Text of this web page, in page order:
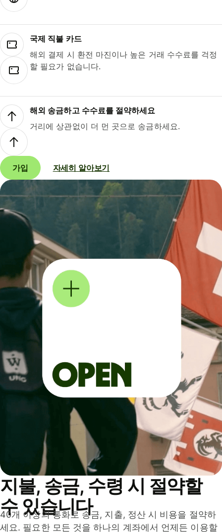
국제 직불 카드
해외 결제 시 환전 마진이나 높은 거래 수수료를 걱정
할 필요가 없습니다.
해외 송금하고 수수료를 절약하세요
거리에 상관없이 더 먼 곳으로 송금하세요.
가입 자세히 알아보기
지불, 송금, 수령 시 절약할
수 있습니다
40개 이상의 통화로 송금, 지출, 정산 시 비용을 절약하
세요. 필요한 모든 것을 하나의 계좌에서 언제든 이용할